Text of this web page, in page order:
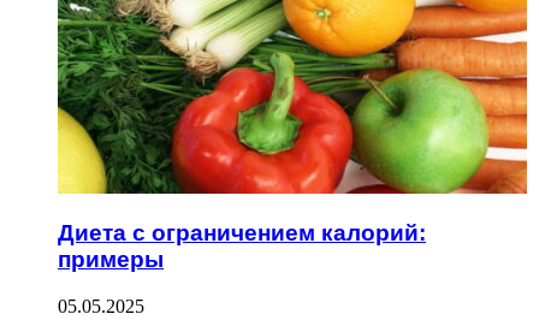
Диета с ограничением калорий:
примеры
05.05.2025